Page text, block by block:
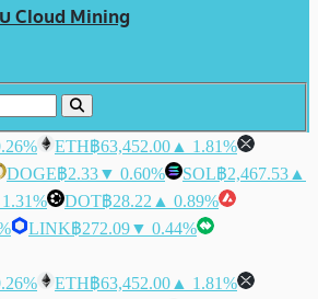
Cloud Mining
ETH฿63,452.00 ▲ 1.81%
DOGE฿2.33▼ 0.60% SOL฿2,467.53 ▲
DOT฿28.22 ▲ 0.89%
LINK฿272.09▼ 0.44%
ETH฿63,452.00 ▲ 1.81%